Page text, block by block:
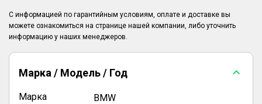
С информацией по гарантийным условиям, оплате и доставке вы
можете ознакомиться на странице нашей компании, либо уточнить
Марка / Модель / Год
Марка BMW